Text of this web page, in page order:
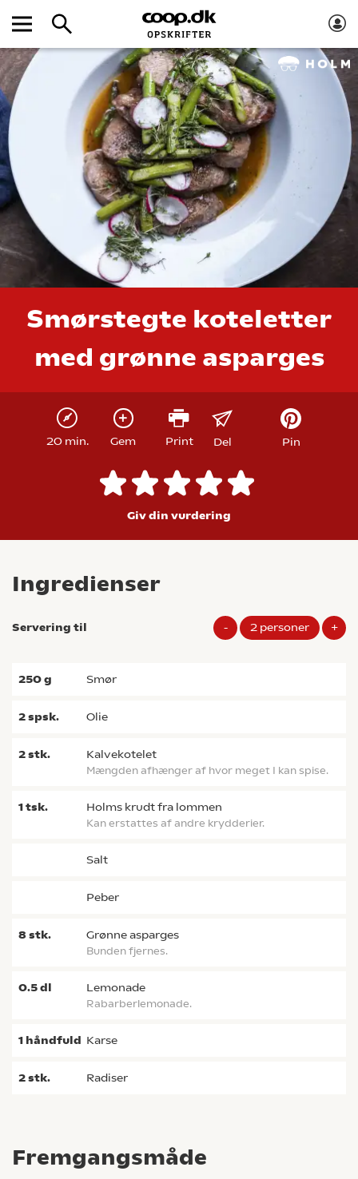
Smørstegte koteletter
med grønne asparges
20 min. Gem Print Del Pin
Giv din vurdering
Fremgangsmåde
Ingredienser
Servering til - 2 personer +
250g smør
2spsk. olie
2stk. kalvekotelet
Mængden afhænger af hvor meget I kan spise.
1tsk. Holms krudt fra lommen
Kan erstattes af andre krydderier.
salt
peber
8 stk. grønne asparges
Bunden fjernes.
0.5dl lemonade
Rabarberlemonade.
1 håndfuld karse
2stk. radiser